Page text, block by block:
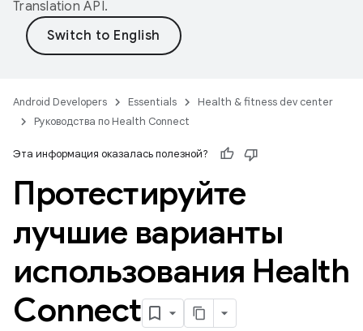
Translation API.
Android Developers Essentials
Health & fitness dev center
Руководства по Health Connect
Эта информация оказалась полезной?
Протестируйте
лучшие варианты
использования Health
Connect